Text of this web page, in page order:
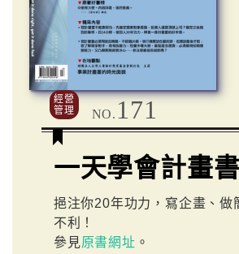
經營
管理
NO. 171
一天學會計畫書
挹注你20年功力，寫企畫、做
不利！
參見原書網址 。